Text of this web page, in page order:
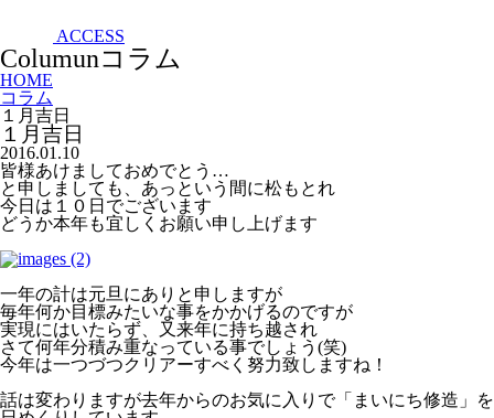
ACCESS
Columunコラム
HOME
コラム
１月吉日
１月吉日
2016.01.10
皆様あけましておめでとう…
と申しましても、あっという間に松もとれ
今日は１０日でございます
どうか本年も宜しくお願い申し上げます
一年の計は元旦にありと申しますが
毎年何か目標みたいな事をかかげるのですが
実現にはいたらず、又来年に持ち越され
さて何年分積み重なっている事でしょう(笑)
今年は一つづつクリアーすべく努力致しますね！
話は変わりますが去年からのお気に入りで「まいにち修造」を